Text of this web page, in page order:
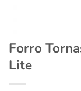
Forro
Lite